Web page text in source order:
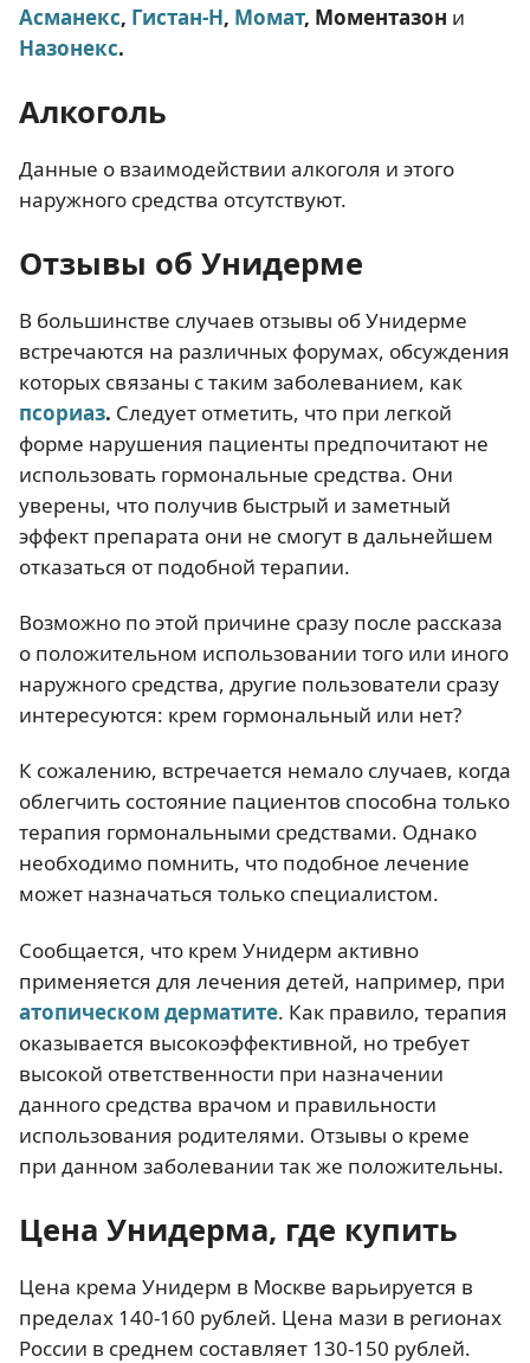
Асманекс, Гистан-Н, Момат, Моментазон и
Назонекс.
Алкоголь
Данные о взаимодействии алкоголя и этого
наружного средства отсутствуют.
Отзывы об Унидерме
В большинстве случаев отзывы об Унидерме
встречаются на различных форумах, обсуждения
которых связаны с таким заболеванием, как
псориаз. Следует отметить, что при легкой
форме нарушения пациенты предпочитают не
использовать гормональные средства. Они
уверены, что получив быстрый и заметный
эффект препарата они не смогут в дальнейшем
отказаться от подобной терапии.
Возможно по этой причине сразу после рассказа
о положительном использовании того или иного
наружного средства, другие пользователи сразу
интересуются: крем гормональный или нет?
К сожалению, встречается немало случаев, когда
облегчить состояние пациентов способна только
терапия гормональными средствами. Однако
необходимо помнить, что подобное лечение
может назначаться только специалистом.
Сообщается, что крем Унидерм активно
применяется для лечения детей, например, при
атопическом дерматите. Как правило, терапия
оказывается высокоэффективной, но требует
высокой ответственности при назначении
данного средства врачом и правильности
использования родителями. Отзывы о креме
при данном заболевании так же положительны.
Цена Унидерма, где купить
Цена крема Унидерм в Москве варьируется в
пределах 140-160 рублей. Цена мази в регионах
России в среднем составляет 130-150 рублей.